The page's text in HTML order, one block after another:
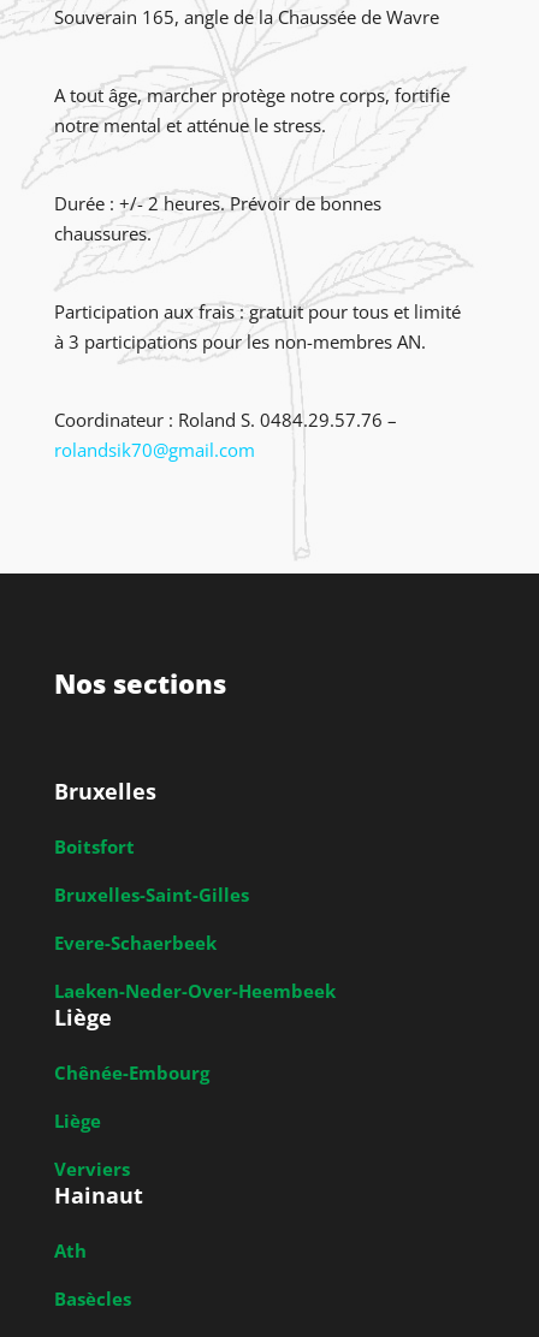
Souverain 165, angle de la Chaussée de Wavre
A tout âge, marcher protège notre corps, fortifie
notre mental et atténue le stress.
Durée : +/- 2 heures. Prévoir de bonnes
chaussures.
Participation aux frais : gratuit pour tous et limité
à 3 participations pour les non-membres AN.
Coordinateur : Roland S. 0484.29.57.76 –
rolandsik70@gmail.com
Nos sections
Bruxelles
Boitsfort
Bruxelles-Saint-Gilles
Evere-Schaerbeek
Laeken-Neder-Over-Heembeek
Liège
Chênée-Embourg
Liège
Verviers
Hainaut
Ath
Basècles